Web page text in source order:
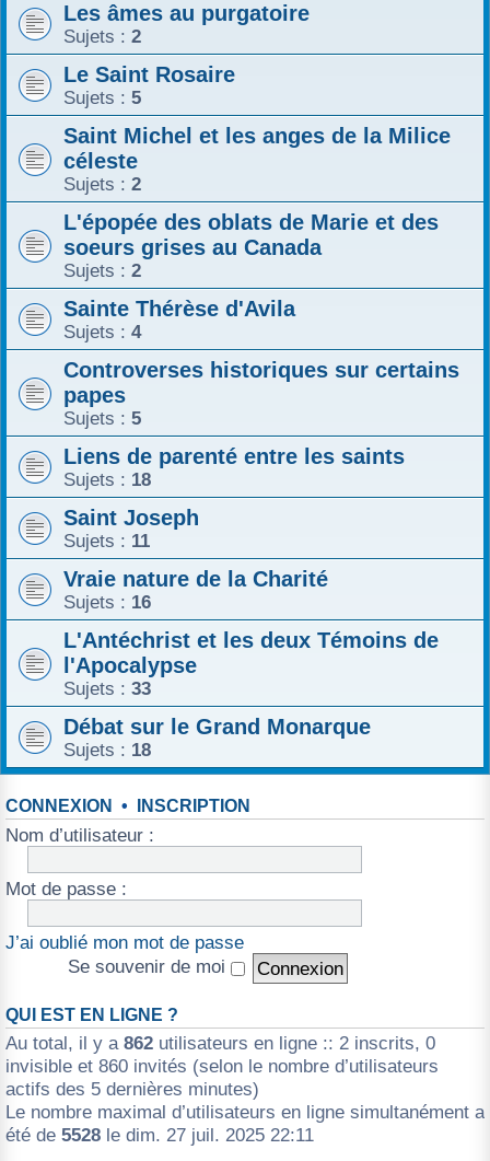
Les âmes au purgatoire
Sujets : 2
Le Saint Rosaire
Sujets : 5
Saint Michel et les anges de la Milice
céleste
Sujets : 2
L'épopée des oblats de Marie et des
soeurs grises au Canada
Sujets : 2
Sainte Thérèse d'Avila
Sujets : 4
Controverses historiques sur certains
papes
Sujets : 5
Liens de parenté entre les saints
Sujets : 18
Saint Joseph
Sujets : 11
Vraie nature de la Charité
Sujets : 16
L'Antéchrist et les deux Témoins de
l'Apocalypse
Sujets : 33
Débat sur le Grand Monarque
Sujets : 18
CONNEXION • INSCRIPTION
Nom d’utilisateur :
Mot de passe :
J’ai oublié mon mot de passe
Se souvenir de moi
QUI EST EN LIGNE ?
Au total, il y a 862 utilisateurs en ligne :: 2 inscrits, 0
invisible et 860 invités (selon le nombre d’utilisateurs
actifs des 5 dernières minutes)
Le nombre maximal d’utilisateurs en ligne simultanément a
été de 5528 le dim. 27 juil. 2025 22:11